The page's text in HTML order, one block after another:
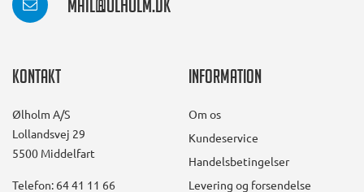
mail@olholm.dk
Kontakt
Ølholm A/S
Lollandsvej 29
5500 Middelfart
Telefon: 64 41 11 66
Information
Om os
Kundeservice
Handelsbetingelser
Levering og forsendelse